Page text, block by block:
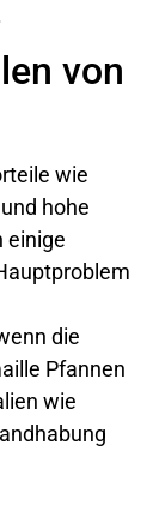
von
wie
hohe
einige
die
Pfannen
wie